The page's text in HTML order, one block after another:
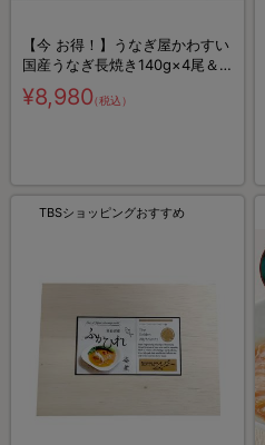
【今 お得！】うなぎ屋かわすい
国産うなぎ長焼き140g×4尾＆
お吸い物の素×4
¥8,980（税込）
TBSショッピングおすすめ